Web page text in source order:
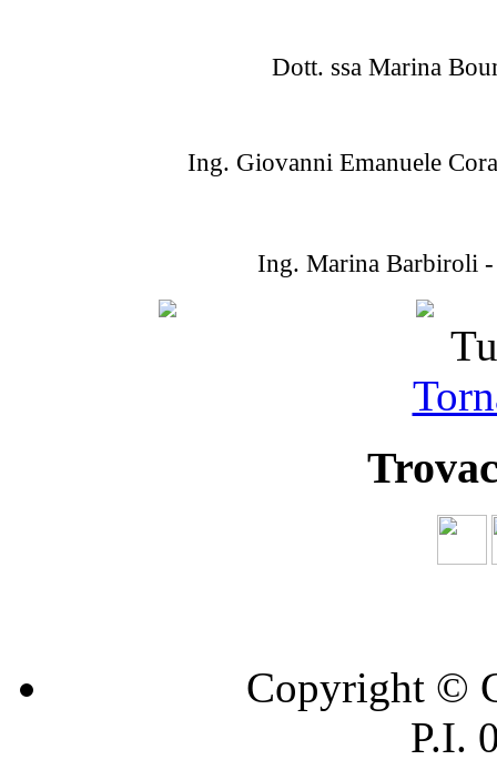
Dott. ssa Marina
Ing. Giovanni Emanuele
Ing. Marina Barbiroli
Copyright ©
P.I.